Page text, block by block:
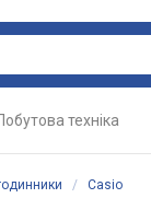
техніка
/ Casio